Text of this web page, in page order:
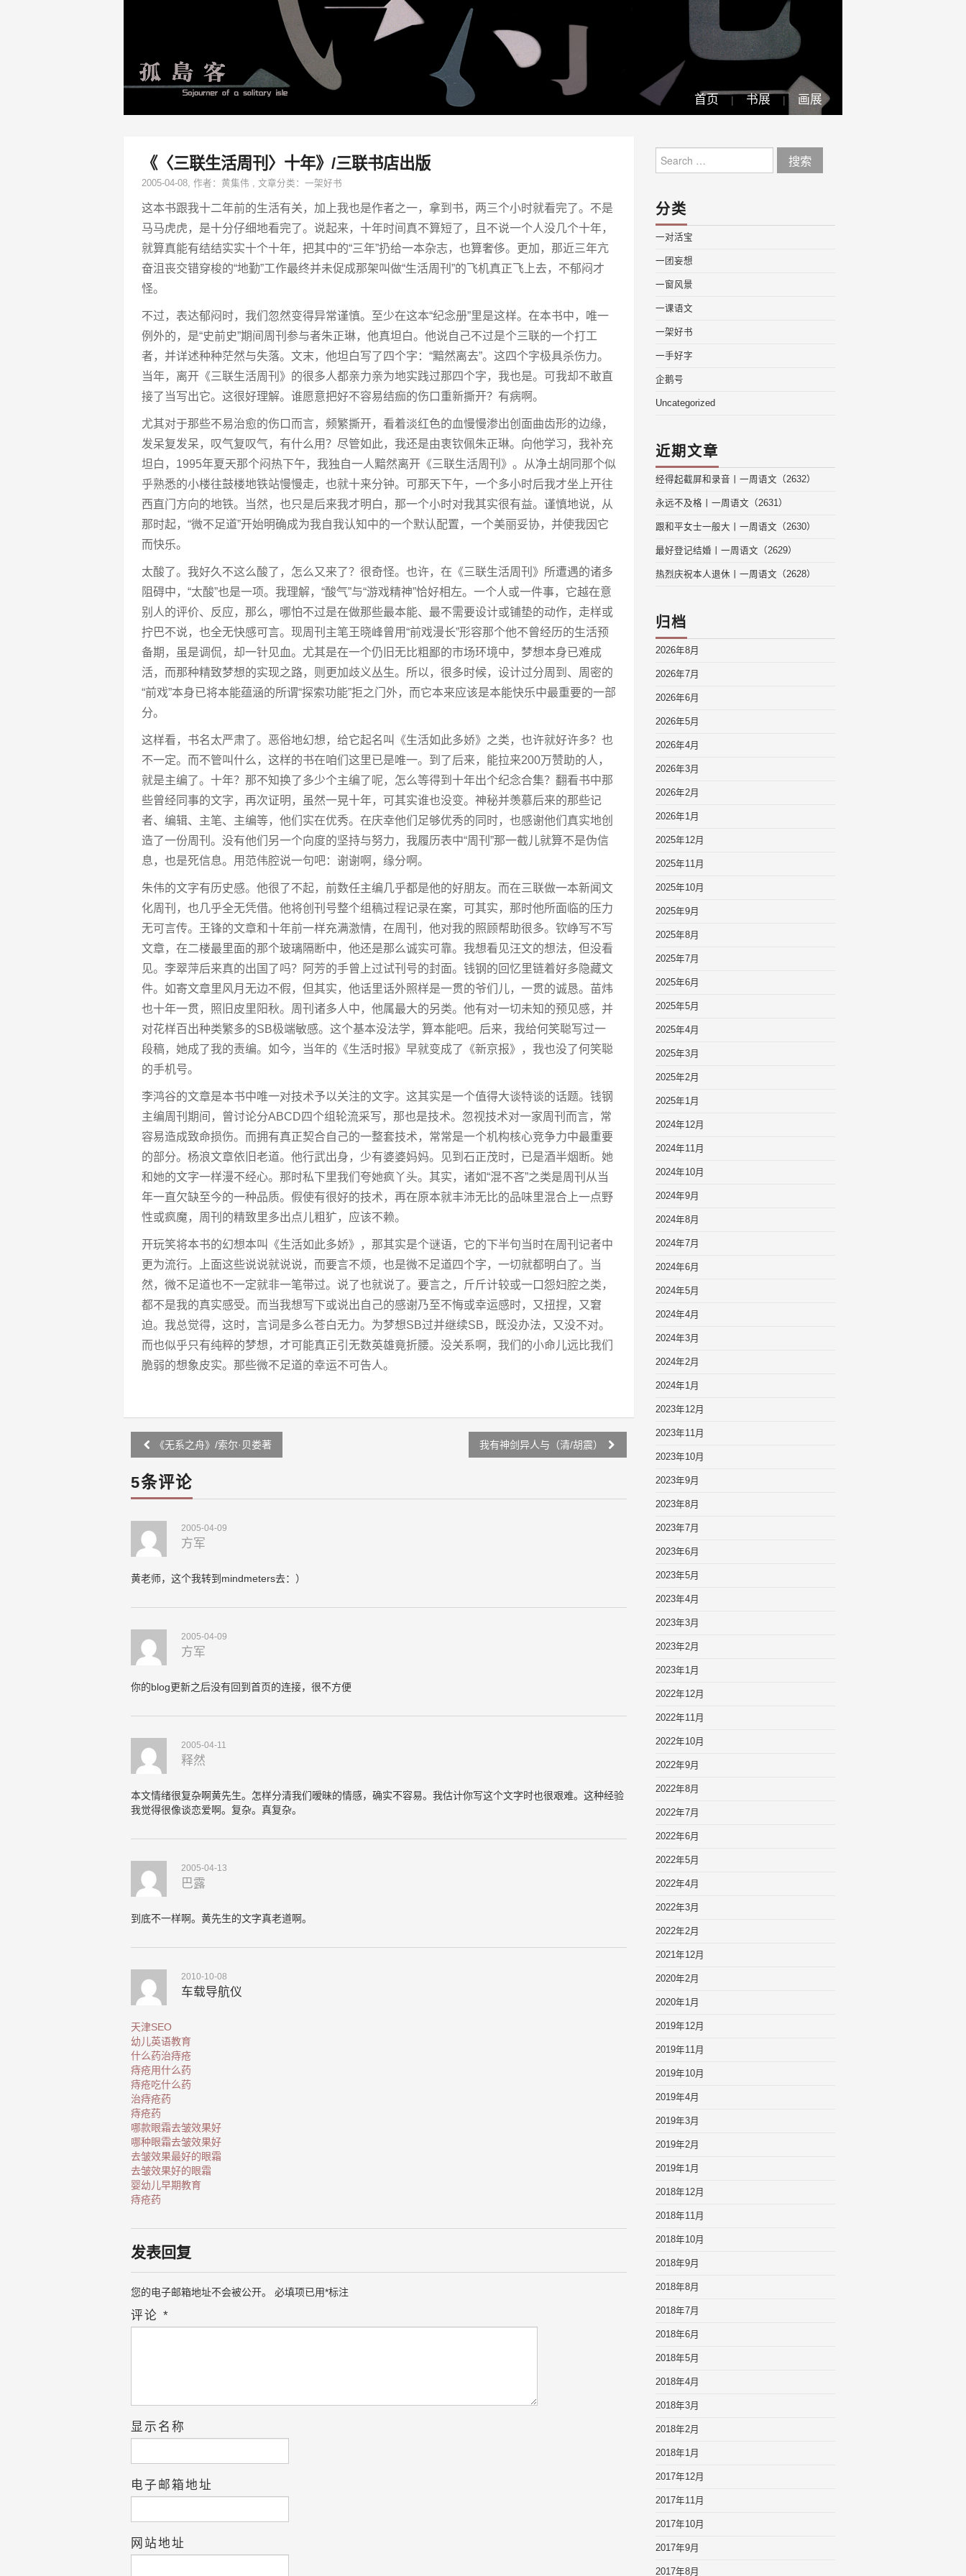
首页 书展 画展
《〈三联生活周刊〉十年》/三联书店出版
2005-04-08, 作者： 黄集伟 , 文章分类： 一架好书
这本书跟我十二年前的生活有关，加上我也是作者之一，拿到书，两三个小时就看完了。不是
马马虎虎，是十分仔细地看完了。说起来，十年时间真不算短了，且不说一个人没几个十年，
就算真能有结结实实十个十年，把其中的“三年”扔给一本杂志，也算奢侈。更加，那近三年亢
奋沮丧交错穿梭的“地勤”工作最终并未促成那架叫做“生活周刊”的飞机真正飞上去，不郁闷才
怪。
不过，表达郁闷时，我们忽然变得异常谨慎。至少在这本“纪念册”里是这样。在本书中，唯一
例外的，是“史前史”期间周刊参与者朱正琳，他真坦白。他说自己不过是个三联的一个打工
者，并详述种种茫然与失落。文末，他坦白写了四个字：“黯然离去”。这四个字极具杀伤力。
当年，离开《三联生活周刊》的很多人都亲力亲为地实践过那四个字，我也是。可我却不敢直
接了当写出它。这很好理解。谁愿意把好不容易结痂的伤口重新撕开？有病啊。
尤其对于那些不易治愈的伤口而言，频繁撕开，看着淡红色的血慢慢渗出创面曲齿形的边缘，
发呆复发呆，叹气复叹气，有什么用？尽管如此，我还是由衷钦佩朱正琳。向他学习，我补充
坦白，1995年夏天那个闷热下午，我独自一人黯然离开《三联生活周刊》。从净土胡同那个似
乎熟悉的小楼往鼓楼地铁站慢慢走，也就十来分钟。可那天下午，一个多小时后我才坐上开往
西直门方向的地铁。当然，也只是后来我才明白，那一个小时对我其实很有益。谨慎地说，从
那时起，“微不足道”开始明确成为我自我认知中的一个默认配置，一个美丽妥协，并使我因它
而快乐。
太酸了。我好久不这么酸了，怎么又来了？很奇怪。也许，在《三联生活周刊》所遭遇的诸多
阻碍中，“太酸”也是一项。我理解，“酸气”与“游戏精神”恰好相左。一个人或一件事，它越在意
别人的评价、反应，那么，哪怕不过是在做那些最本能、最不需要设计或铺垫的动作，走样或
拧巴不说，也全无快感可言。现周刊主笔王晓峰曾用“前戏漫长”形容那个他不曾经历的生活预
备期，虽是调侃，却一针见血。尤其是在一个仍旧无比粗鄙的市场环境中，梦想本身已难成
活，而那种精致梦想的实现之路，则更加歧义丛生。所以，很多时候，设计过分周到、周密的
“前戏”本身已将本能蕴涵的所谓“探索功能”拒之门外，而它本来应该是本能快乐中最重要的一部
分。
这样看，书名太严肃了。恶俗地幻想，给它起名叫《生活如此多娇》之类，也许就好许多？也
不一定。而不管叫什么，这样的书在咱们这里已是唯一。到了后来，能拉来200万赞助的人，
就是主编了。十年？那不知换了多少个主编了呢，怎么等得到十年出个纪念合集？翻看书中那
些曾经同事的文字，再次证明，虽然一晃十年，可其实谁也没变。神秘并羡慕后来的那些记
者、编辑、主笔、主编等，他们实在优秀。在庆幸他们足够优秀的同时，也感谢他们真实地创
造了一份周刊。没有他们另一个向度的坚持与努力，我履历表中“周刊”那一截儿就算不是伪信
息，也是死信息。用范伟腔说一句吧：谢谢啊，缘分啊。
朱伟的文字有历史感。他很了不起，前数任主编几乎都是他的好朋友。而在三联做一本新闻文
化周刊，也几乎全无凭借。他将创刊号整个组稿过程记录在案，可其实，那时他所面临的压力
无可言传。王锋的文章和十年前一样充满激情，在周刊，他对我的照顾帮助很多。钦峥写不写
文章，在二楼最里面的那个玻璃隔断中，他还是那么诚实可靠。我想看见汪文的想法，但没看
见。李翠萍后来真的出国了吗？阿芳的手曾上过试刊号的封面。钱钢的回忆里链着好多隐藏文
件。如寄文章里风月无边不假，但其实，他话里话外照样是一贯的爷们儿，一贯的诚恳。苗炜
也十年一贯，照旧皮里阳秋。周刊诸多人中，他属最大的另类。他有对一切未知的预见感，并
对花样百出种类繁多的SB极端敏感。这个基本没法学，算本能吧。后来，我给何笑聪写过一
段稿，她成了我的责编。如今，当年的《生活时报》早就变成了《新京报》，我也没了何笑聪
的手机号。
李鸿谷的文章是本书中唯一对技术予以关注的文字。这其实是一个值得大谈特谈的话题。钱钢
主编周刊期间，曾讨论分ABCD四个组轮流采写，那也是技术。忽视技术对一家周刊而言，常
容易造成致命损伤。而拥有真正契合自己的一整套技术，常常是一个机构核心竞争力中最重要
的部分。杨浪文章依旧老道。他行武出身，少有婆婆妈妈。见到石正茂时，已是酒半烟断。她
和她的文字一样漫不经心。那时私下里我们夸她疯丫头。其实，诸如“混不吝”之类是周刊从当
年一直欠缺至今的一种品质。假使有很好的技术，再在原本就丰沛无比的品味里混合上一点野
性或疯魔，周刊的精致里多出点儿粗犷，应该不赖。
开玩笑将本书的幻想本叫《生活如此多娇》，那其实是个谜语，它的下半句当时在周刊记者中
更为流行。上面这些说说就说说，而要言不烦，也是微不足道四个字，一切就都明白了。当
然，微不足道也不一定就非一笔带过。说了也就说了。要言之，斤斤计较或一口怨妇腔之类，
都不是我的真实感受。而当我想写下或说出自己的感谢乃至不悔或幸运感时，又扭捏，又窘
迫。我总觉得，这时，言词是多么苍白无力。为梦想SB过并继续SB，既没办法，又没不对。
而也似乎只有纯粹的梦想，才可能真正引无数英雄竟折腰。没关系啊，我们的小命儿远比我们
脆弱的想象皮实。那些微不足道的幸运不可告人。
Post
navigation
《无系之舟》/索尔·贝娄著 我有神剑异人与（清/胡震）
5条评论
2005-04-09
方军
黄老师，这个我转到mindmeters去：）
2005-04-09
方军
你的blog更新之后没有回到首页的连接，很不方便
2005-04-11
释然
本文情绪很复杂啊黄先生。怎样分清我们暧昧的情感，确实不容易。我估计你写这个文字时也很艰难。这种经验
我觉得很像谈恋爱啊。复杂。真复杂。
2005-04-13
巴露
到底不一样啊。黄先生的文字真老道啊。
2010-10-08
车载导航仪
天津SEO
幼儿英语教育
什么药治痔疮
痔疮用什么药
痔疮吃什么药
治痔疮药
痔疮药
哪款眼霜去皱效果好
哪种眼霜去皱效果好
去皱效果最好的眼霜
去皱效果好的眼霜
婴幼儿早期教育
痔疮药
发表回复
您的电子邮箱地址不会被公开。 必填项已用*标注
评论 *
显示名称
电子邮箱地址
网站地址
for:
分类
一对活宝
一团妄想
一窗风景
一课语文
一架好书
一手好字
企鹅号
Uncategorized
近期文章
经得起截屏和录音丨一周语文（2632）
永远不及格丨一周语文（2631）
跟和平女士一般大丨一周语文（2630）
最好登记结婚丨一周语文（2629）
热烈庆祝本人退休丨一周语文（2628）
归档
2026年8月
2026年7月
2026年6月
2026年5月
2026年4月
2026年3月
2026年2月
2026年1月
2025年12月
2025年11月
2025年10月
2025年9月
2025年8月
2025年7月
2025年6月
2025年5月
2025年4月
2025年3月
2025年2月
2025年1月
2024年12月
2024年11月
2024年10月
2024年9月
2024年8月
2024年7月
2024年6月
2024年5月
2024年4月
2024年3月
2024年2月
2024年1月
2023年12月
2023年11月
2023年10月
2023年9月
2023年8月
2023年7月
2023年6月
2023年5月
2023年4月
2023年3月
2023年2月
2023年1月
2022年12月
2022年11月
2022年10月
2022年9月
2022年8月
2022年7月
2022年6月
2022年5月
2022年4月
2022年3月
2022年2月
2021年12月
2020年2月
2020年1月
2019年12月
2019年11月
2019年10月
2019年4月
2019年3月
2019年2月
2019年1月
2018年12月
2018年11月
2018年10月
2018年9月
2018年8月
2018年7月
2018年6月
2018年5月
2018年4月
2018年3月
2018年2月
2018年1月
2017年12月
2017年11月
2017年10月
2017年9月
2017年8月